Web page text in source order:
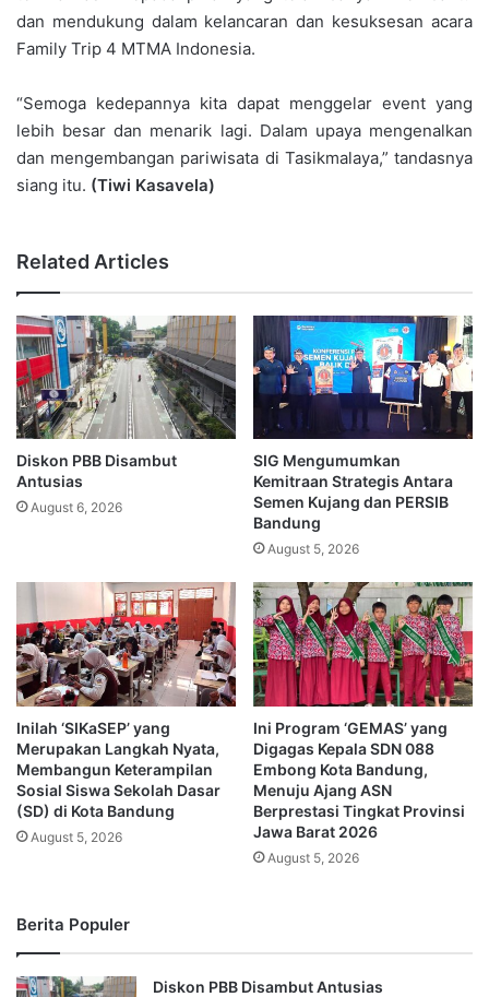
dan mendukung dalam kelancaran dan kesuksesan acara
Family Trip 4 MTMA Indonesia.
“Semoga kedepannya kita dapat menggelar event yang
lebih besar dan menarik lagi. Dalam upaya mengenalkan
dan mengembangan pariwisata di Tasikmalaya,” tandasnya
siang itu. (Tiwi Kasavela)
Related Articles
Diskon PBB Disambut
Antusias
August 6, 2026
SIG Mengumumkan
Kemitraan Strategis Antara
Semen Kujang dan PERSIB
Bandung
August 5, 2026
Inilah ‘SIKaSEP’ yang
Merupakan Langkah Nyata,
Membangun Keterampilan
Sosial Siswa Sekolah Dasar
(SD) di Kota Bandung
August 5, 2026
Ini Program ‘GEMAS’ yang
Digagas Kepala SDN 088
Embong Kota Bandung,
Menuju Ajang ASN
Berprestasi Tingkat Provinsi
Jawa Barat 2026
August 5, 2026
Berita Populer
Diskon PBB Disambut Antusias